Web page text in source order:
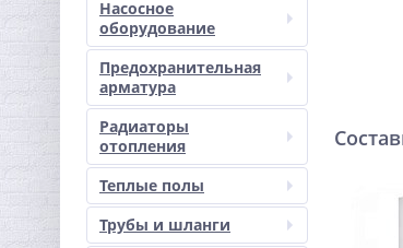
Насосное
оборудование
Предохранительная
арматура
Радиаторы
отопления
Теплые полы
Трубы и шланги